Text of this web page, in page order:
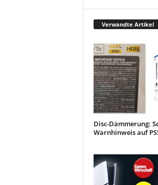
Verwandte Artikel
Disc-Dämmerung:
Warnhinweis auf